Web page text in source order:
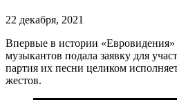
22 декабря, 2021
Впервые в истории
музыкантов подала заявку для
партия их песни целиком
жестов.